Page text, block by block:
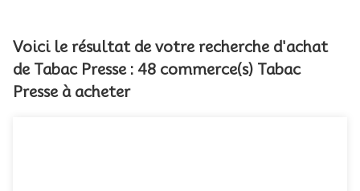
Voici le résultat de votre recherche d'achat
de Tabac Presse : 48 commerce(s) Tabac
Presse à acheter